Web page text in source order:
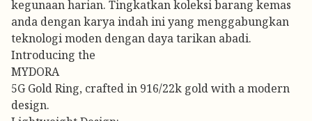
kegunaan harian. Tingkatkan koleksi barang kemas
anda dengan karya indah ini yang menggabungkan
teknologi moden dengan daya tarikan abadi.
Introducing the
MYDORA
5G Gold Ring, crafted in 916/22k gold with a modern
design.